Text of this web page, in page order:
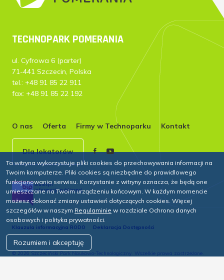
TECHNOPARK POMERANIA
ul. Cyfrowa 6 (parter)
71-441 Szczecin, Polska
tel.: +48 91 85 22 911
fax: +48 91 85 22 192
O nas Oferta Firmy w Technoparku Kontakt
Dla lokatorów
Klauzula informacyjna RODO Deklaracja Dostępności
Ta witryna wykorzystuje pliki cookies do przechowywania informacji na
Twoim komputerze. Pliki cookies są niezbędne do prawidlowego
funkcjonowania serwisu. Korzystanie z witryny oznacza, że będą one
umieszczane na Twoim urządzeniu końcowym. W każdym momencie
możesz dokonać zmiany ustawień dotyczących cookies. Więcej
szczegółów w naszym Regulaminie w rozdziale Ochrona danych
osobowych i polityka prywatności.
Rozumiem i akceptuję
© 2026 Szczeciński Park Naukowo-Technologiczny. Wszelkie prawa zastrzeżone.